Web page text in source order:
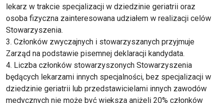
lekarz w trakcie specjalizacji w dziedzinie geriatrii oraz
osoba fizyczna zainteresowana udziałem w realizacji celów
Stowarzyszenia.
3. Członków zwyczajnych i stowarzyszanych przyjmuje
Zarząd na podstawie pisemnej deklaracji kandydata.
4. Liczba członków stowarzyszonych Stowarzyszenia
będących lekarzami innych specjalności, bez specjalizacji w
dziedzinie geriatrii lub przedstawicielami innych zawodów
medycznych nie może być większa aniżeli 20% członków